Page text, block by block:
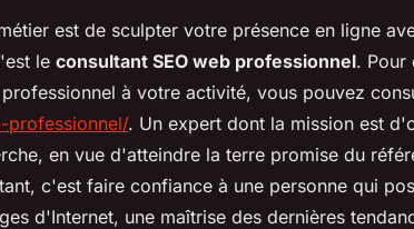
est de sculpter votre présence en ligne
le consultant SEO web professionnel. Pour
à votre activité, vous pouvez
professionnel/. Un expert dont la mission est
en vue d'atteindre la terre promise du
c'est faire confiance à une personne qui
d'Internet, une maîtrise des dernières